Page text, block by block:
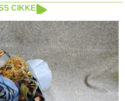
CIKKEI